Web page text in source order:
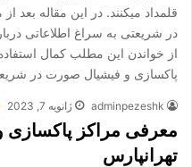
قلمداد میکنند. در این مقاله
در شریعتی به سراغ اطلاعاتی
از خواندن این مطلب کمال
پاکسازی و فیشیال صورت در
adminpezeshk ژانویه 7, 2023
معرفی مراکز
تهرانپارس